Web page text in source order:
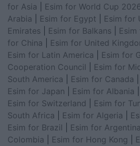
for Asia
Esim for World Cup
Arabia
Esim for Egypt
Esim for
Emirates
Esim for Balkans
for China
Esim for United
Esim for Latin America
Esim for
Cooperation Council
Esim for
South America
Esim for Canada
Esim for Japan
Esim for Albania
Esim for Switzerland
Esim for
South Africa
Esim for Algeria
Esim for Brazil
Esim for Argentina
Colombia
Esim for Hong Kong